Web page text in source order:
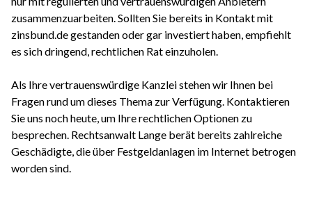
zusammenzuarbeiten. Sollten Sie bereits in Kontakt mit
zinsbund.de gestanden oder gar investiert haben, empfiehlt
es sich dringend, rechtlichen Rat einzuholen.
Als Ihre vertrauenswürdige Kanzlei stehen wir Ihnen bei
Fragen rund um dieses Thema zur Verfügung. Kontaktieren
Sie uns noch heute, um Ihre rechtlichen Optionen zu
besprechen. Rechtsanwalt Lange berät bereits zahlreiche
Geschädigte, die über Festgeldanlagen im Internet betrogen
worden sind.